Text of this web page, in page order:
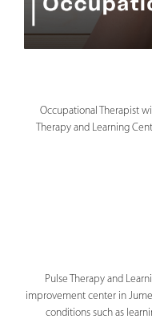
Occupational Therapist
Therapy and Learning
Pulse Therapy and
improvement center in
conditions such as